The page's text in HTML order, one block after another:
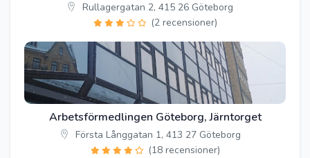
Rullagergatan 2, 415 26 Göteborg
(2 recensioner)
Arbetsförmedlingen Göteborg, Järntorget
Första Långgatan 1, 413 27 Göteborg
(18 recensioner)